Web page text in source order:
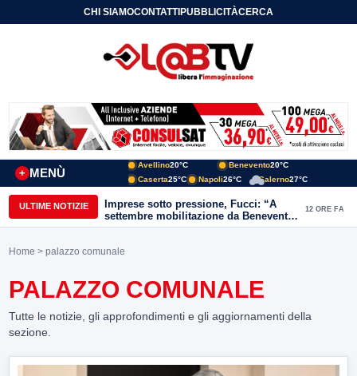
CHI SIAMOCONTATTIPUBBLICITÀCERCA
MENÙ
+
Avellino20°C Benevento20°C
Caserta25°C Napoli26°C Salerno27°C
ULTIME NOTIZIE
Imprese sotto pressione, Fucci: “A
settembre mobilitazione da Benevento
e Avellino”
12 ORE FA
Home > palazzo comunale
PALAZZO COMUNALE
Tutte le notizie, gli approfondimenti e gli aggiornamenti della
sezione.